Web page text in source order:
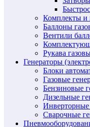
Комплекты и
Баллоны
Вентили
Рукава
Генераторы
Блоки
Газовые
Бензиновые
Дизельные
Сварочные